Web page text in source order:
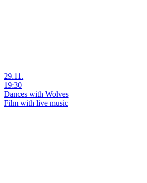
29.11.
19:30
Dances with Wolves
Film with live music